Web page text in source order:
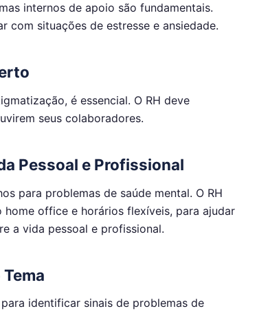
internos de apoio são fundamentais.
com situações de estresse e ansiedade.
é essencial. O RH deve
seus colaboradores.
Pessoal e Profissional
para problemas de saúde mental. O RH
office e horários flexíveis, para ajudar
a vida pessoal e profissional.
identificar sinais de problemas de